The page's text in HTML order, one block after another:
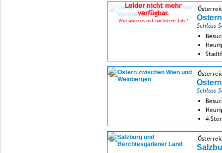
Leider nicht mehr
verfügbar.
Wie wäre es mit nächstem Jahr?
Schloss
Schloss
4-